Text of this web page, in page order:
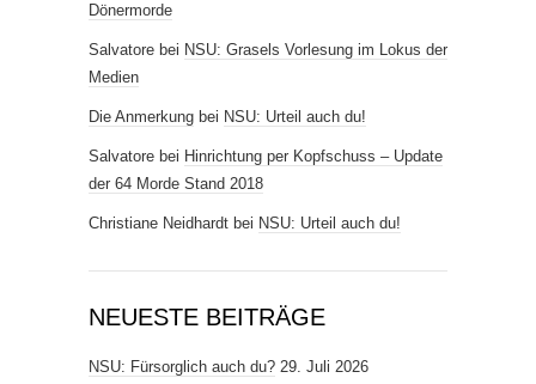
Dönermorde
Salvatore bei NSU: Grasels Vorlesung im Lokus der
Medien
Die Anmerkung bei NSU: Urteil auch du!
Salvatore bei Hinrichtung per Kopfschuss – Update
der 64 Morde Stand 2018
Christiane Neidhardt bei NSU: Urteil auch du!
NEUESTE BEITRÄGE
NSU: Fürsorglich auch du? 29. Juli 2026